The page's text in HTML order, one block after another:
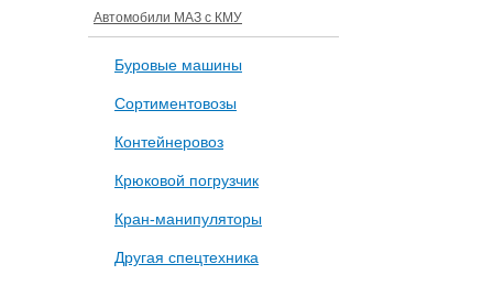
Автомобили МАЗ с КМУ
Буровые машины
Сортиментовозы
Контейнеровоз
Крюковой погрузчик
Кран-манипуляторы
Другая спецтехника